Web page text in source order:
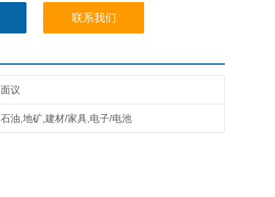
联系我们
面议
石油,地矿,建材/家具,电子/电池